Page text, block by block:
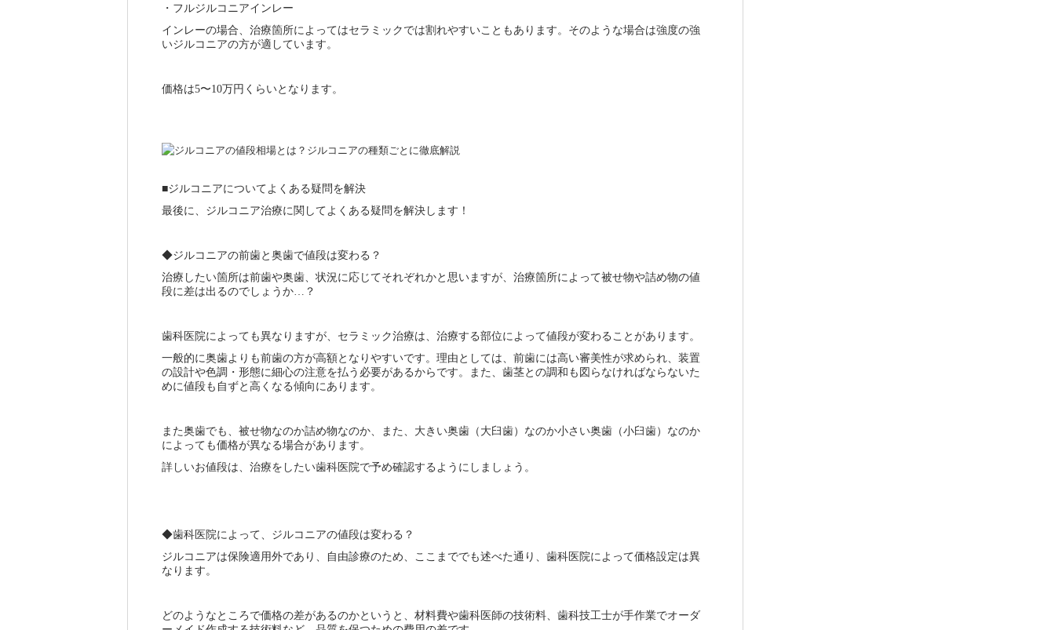
・フルジルコニアインレー
インレーの場合、治療箇所によってはセラミックでは割れやすいこともあります。そのような場合は強度の強
いジルコニアの方が適しています。
価格は5〜10万円くらいとなります。
■ジルコニアについてよくある疑問を解決
最後に、ジルコニア治療に関してよくある疑問を解決します！
◆ジルコニアの前歯と奥歯で値段は変わる？
治療したい箇所は前歯や奥歯、状況に応じてそれぞれかと思いますが、治療箇所によって被せ物や詰め物の値
段に差は出るのでしょうか…？
歯科医院によっても異なりますが、セラミック治療は、治療する部位によって値段が変わることがあります。
一般的に奥歯よりも前歯の方が高額となりやすいです。理由としては、前歯には高い審美性が求められ、装置
の設計や色調・形態に細心の注意を払う必要があるからです。また、歯茎との調和も図らなければならないた
めに値段も自ずと高くなる傾向にあります。
また奥歯でも、被せ物なのか詰め物なのか、また、大きい奥歯（大臼歯）なのか小さい奥歯（小臼歯）なのか
によっても価格が異なる場合があります。
詳しいお値段は、治療をしたい歯科医院で予め確認するようにしましょう。
◆歯科医院によって、ジルコニアの値段は変わる？
ジルコニアは保険適用外であり、自由診療のため、ここまででも述べた通り、歯科医院によって価格設定は異
なります。
どのようなところで価格の差があるのかというと、材料費や歯科医師の技術料、歯科技工士が手作業でオーダ